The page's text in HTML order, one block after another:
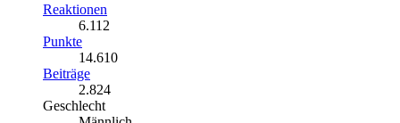
Reaktionen
6.112
Punkte
14.610
Beiträge
2.824
Geschlecht